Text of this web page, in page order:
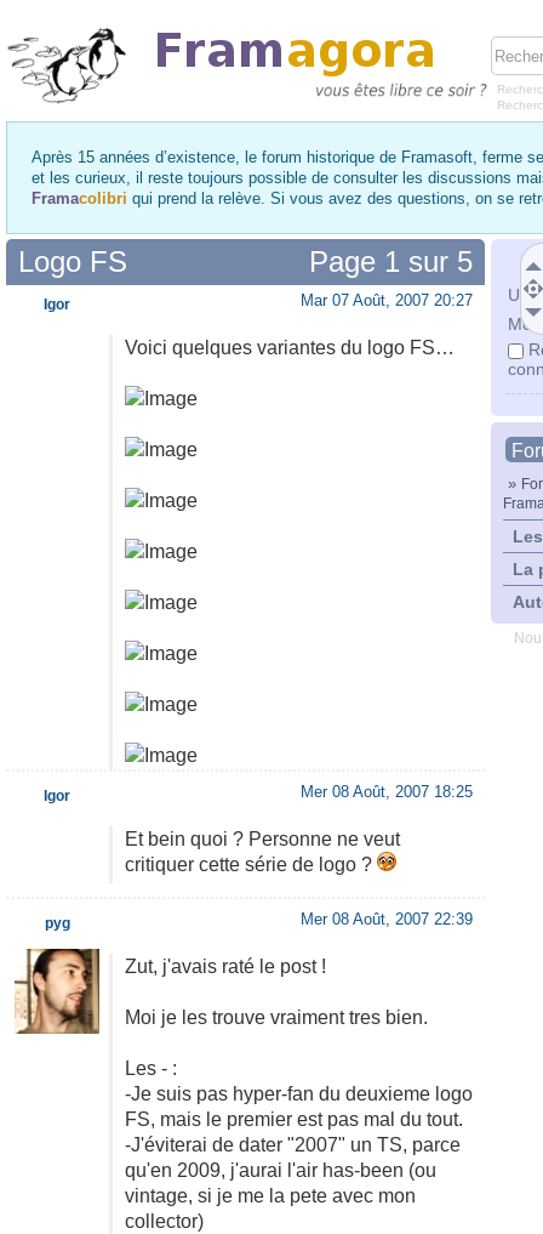
Après 15 années d’existence, le forum historique de Framasoft, ferme
et les curieux, il reste toujours possible de consulter les discussions
Framacolibri qui prend la relève. Si vous avez des questions, on se
Mot
»
La
Page 1 sur 5
Logo FS
Mar 07 Août, 2007 20:27
Voici quelques variantes du logo FS…
Igor
Mer 08 Août, 2007 18:25
Et bein quoi ? Personne ne veut
critiquer cette série de logo ?
Igor
Mer 08 Août, 2007 22:39
Zut, j'avais raté le post !
Moi je les trouve vraiment tres bien.
Les - :
-Je suis pas hyper-fan du deuxieme logo
FS, mais le premier est pas mal du tout.
-J'éviterai de dater "2007" un TS, parce
qu'en 2009, j'aurai l'air has-been (ou
vintage, si je me la pete avec mon
collector)
pyg